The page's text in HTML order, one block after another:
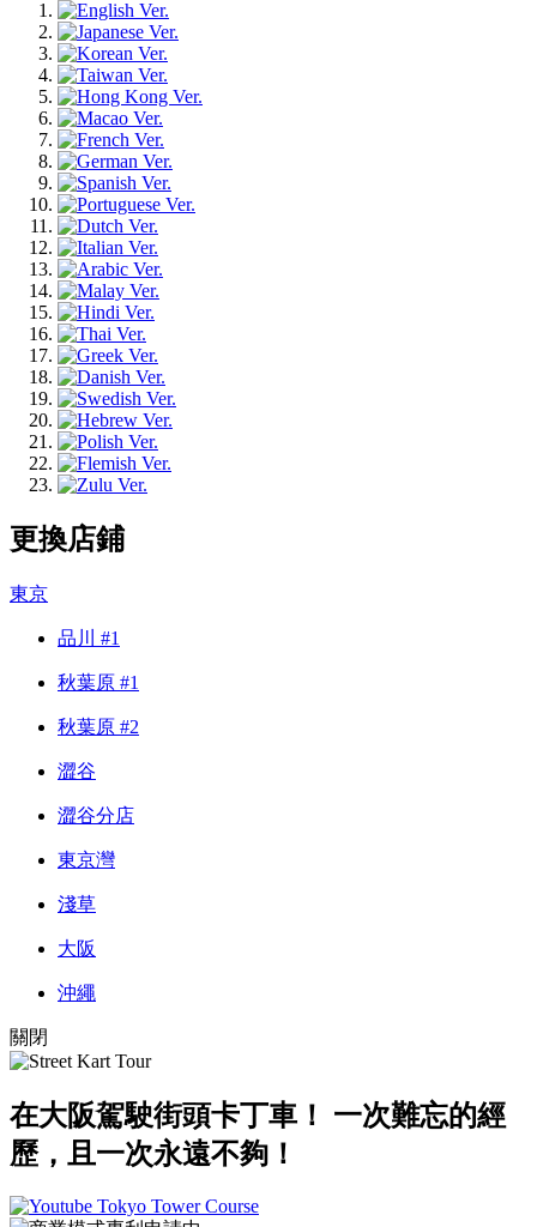
更換店鋪
東京
品川 #1
秋葉原 #1
秋葉原 #2
澀谷
澀谷分店
東京灣
淺草
大阪
沖繩
關閉
在大阪駕駛街頭卡丁車！ 一次難忘的經
歷，且一次永遠不夠！